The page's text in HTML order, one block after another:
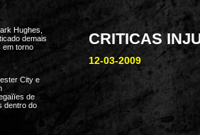
Hughes,
demais
em torno
City e
de
dentro do
CRITICAS
12-03-2009